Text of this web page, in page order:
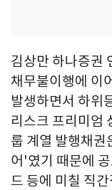
김상만 하나증권
채무불이행에 이
발생하면서 하위
리스크 프리미엄
룹 계열 발행채
어'였기 때문에
드 등에 미칠 직